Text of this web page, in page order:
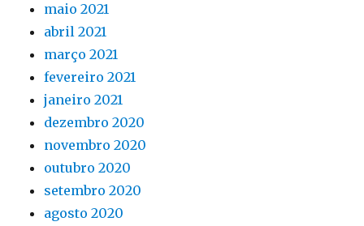
maio 2021
abril 2021
março 2021
fevereiro 2021
janeiro 2021
dezembro 2020
novembro 2020
outubro 2020
setembro 2020
agosto 2020